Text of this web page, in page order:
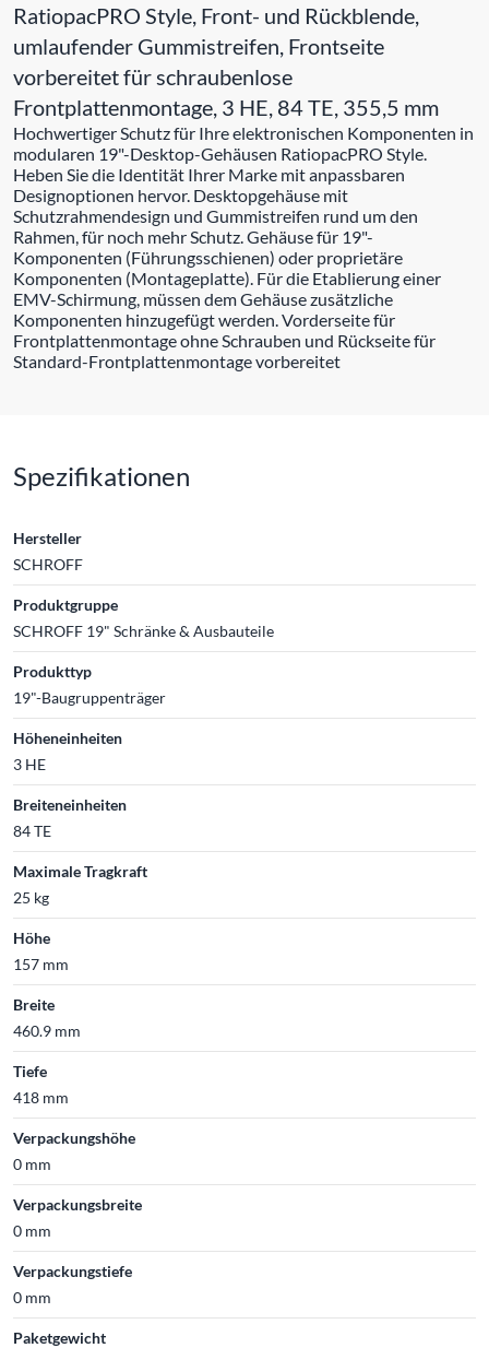
RatiopacPRO Style, Front- und Rückblende,
umlaufender Gummistreifen, Frontseite
vorbereitet für schraubenlose
Frontplattenmontage, 3 HE, 84 TE, 355,5 mm
Hochwertiger Schutz für Ihre elektronischen Komponenten in
modularen 19"-Desktop-Gehäusen RatiopacPRO Style.
Heben Sie die Identität Ihrer Marke mit anpassbaren
Designoptionen hervor. Desktopgehäuse mit
Schutzrahmendesign und Gummistreifen rund um den
Rahmen, für noch mehr Schutz. Gehäuse für 19"-
Komponenten (Führungsschienen) oder proprietäre
Komponenten (Montageplatte). Für die Etablierung einer
EMV-Schirmung, müssen dem Gehäuse zusätzliche
Komponenten hinzugefügt werden. Vorderseite für
Frontplattenmontage ohne Schrauben und Rückseite für
Standard-Frontplattenmontage vorbereitet
Spezifikationen
Hersteller
SCHROFF
Produktgruppe
SCHROFF 19" Schränke & Ausbauteile
Produkttyp
19"-Baugruppenträger
Höheneinheiten
3 HE
Breiteneinheiten
84 TE
Maximale Tragkraft
25 kg
Höhe
157 mm
Breite
460.9 mm
Tiefe
418 mm
Verpackungshöhe
0 mm
Verpackungsbreite
0 mm
Verpackungstiefe
0 mm
Paketgewicht